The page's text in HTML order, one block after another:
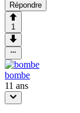
Répondre
1
bombe
11 ans